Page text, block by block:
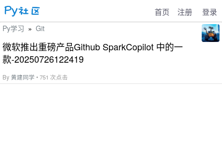
首页 注册 登录
Py学习 » Git
微软推出重磅产品Github SparkCopilot 中的一
款-20250726122419
By黄建同学 • 751 次点击